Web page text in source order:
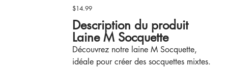
Price
$14.99
Description du produit
Laine M Socquette
Découvrez notre laine M Socquette,
idéale pour créer des socquettes mixtes.